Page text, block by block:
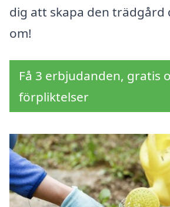
dig att skapa den trädgård
om!
Få 3 erbjudanden, gratis
förpliktelser